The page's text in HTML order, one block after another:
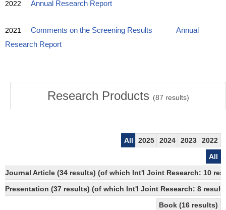
2022 Annual Research Report
2021 Comments on the Screening Results
Annual
Research Report
Research Products (87 results)
All 2025 2024 2023
2022
All
Journal Article (34 results) (of which Int'l Joint Research: 10
Presentation (37 results) (of which Int'l Joint Research: 8
Book (16 results)